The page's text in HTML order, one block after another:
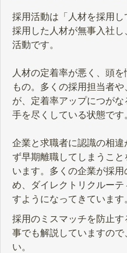
採用活動は「人材を採用し
採用した人材が無事入社
活動です。
人材の定着率が悪く、頭
もの。多くの採用担当者
が、定着率アップにつが
手を尽くしている状態です
企業と求職者に認識の相
ず早期離職してしまうこ
います。多くの企業が採
め、ダイレクトリクルー
すようになってきています
採用のミスマッチを防止
事でも解説していますの
い。